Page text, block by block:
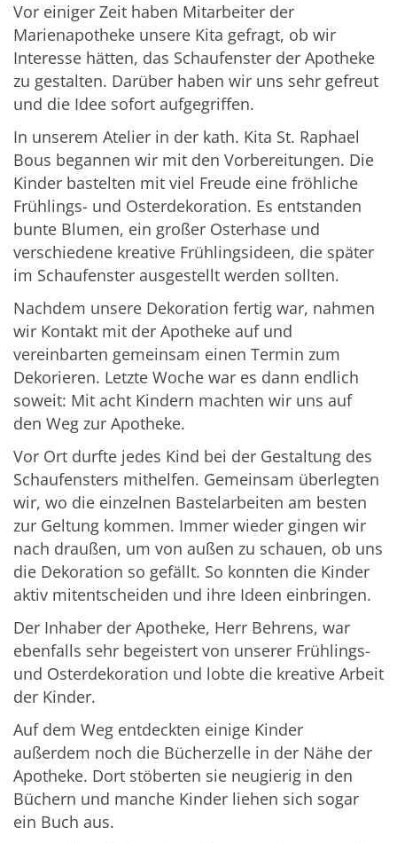
Vor einiger Zeit haben Mitarbeiter der
Marienapotheke unsere Kita gefragt, ob wir
Interesse hätten, das Schaufenster der Apotheke
zu gestalten. Darüber haben wir uns sehr gefreut
und die Idee sofort aufgegriffen.
In unserem Atelier in der kath. Kita St. Raphael
Bous begannen wir mit den Vorbereitungen. Die
Kinder bastelten mit viel Freude eine fröhliche
Frühlings- und Osterdekoration. Es entstanden
bunte Blumen, ein großer Osterhase und
verschiedene kreative Frühlingsideen, die später
im Schaufenster ausgestellt werden sollten.
Nachdem unsere Dekoration fertig war, nahmen
wir Kontakt mit der Apotheke auf und
vereinbarten gemeinsam einen Termin zum
Dekorieren. Letzte Woche war es dann endlich
soweit: Mit acht Kindern machten wir uns auf
den Weg zur Apotheke.
Vor Ort durfte jedes Kind bei der Gestaltung des
Schaufensters mithelfen. Gemeinsam überlegten
wir, wo die einzelnen Bastelarbeiten am besten
zur Geltung kommen. Immer wieder gingen wir
nach draußen, um von außen zu schauen, ob uns
die Dekoration so gefällt. So konnten die Kinder
aktiv mitentscheiden und ihre Ideen einbringen.
Der Inhaber der Apotheke, Herr Behrens, war
ebenfalls sehr begeistert von unserer Frühlings-
und Osterdekoration und lobte die kreative Arbeit
der Kinder.
Auf dem Weg entdeckten einige Kinder
außerdem noch die Bücherzelle in der Nähe der
Apotheke. Dort stöberten sie neugierig in den
Büchern und manche Kinder liehen sich sogar
ein Buch aus.